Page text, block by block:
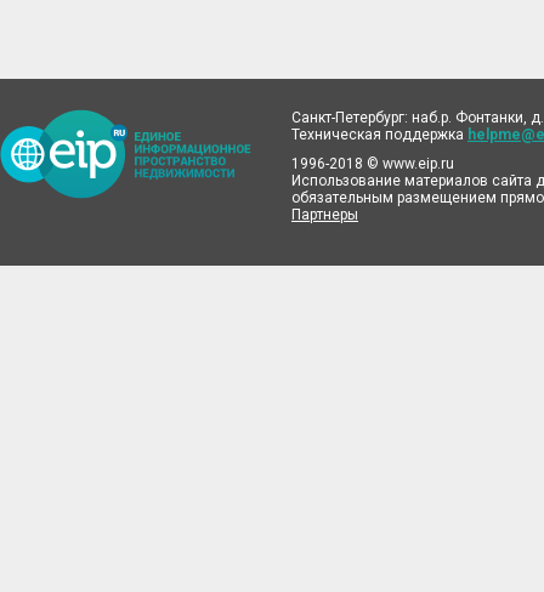
Санкт-Петербург: наб.р. Фонтанки,
Техническая поддержка
1996-2018 © www.eip.ru
Использование материалов сайта
обязательным размещением
Партнеры